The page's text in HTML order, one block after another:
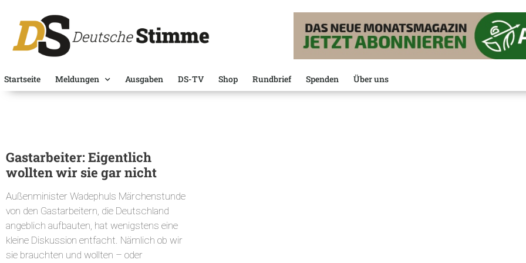
Startseite Meldungen Ausgaben DS-TV Shop Rundbrief Spenden Über uns
Gastarbeiter: Eigentlich
wollten wir sie gar nicht
Außenminister Wadephuls Märchenstunde
von den Gastarbeitern, die Deutschland
angeblich aufbauten, hat wenigstens eine
kleine Diskussion entfacht. Nämlich ob wir
sie brauchten und wollten – oder